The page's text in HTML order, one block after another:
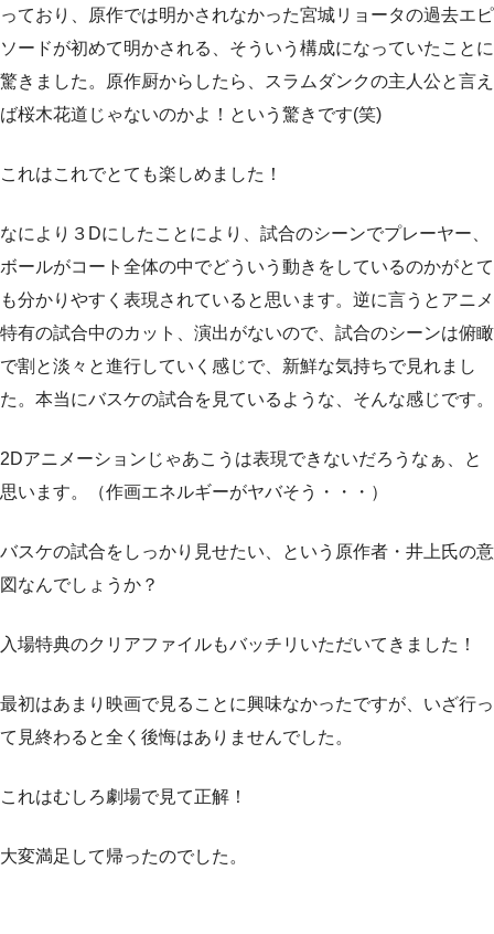
っており、原作では明かされなかった宮城リョータの過去エピ
ソードが初めて明かされる、そういう構成になっていたことに
驚きました。原作厨からしたら、スラムダンクの主人公と言え
ば桜木花道じゃないのかよ！という驚きです(笑)
これはこれでとても楽しめました！
なにより３Dにしたことにより、試合のシーンでプレーヤー、
ボールがコート全体の中でどういう動きをしているのかがとて
も分かりやすく表現されていると思います。逆に言うとアニメ
特有の試合中のカット、演出がないので、試合のシーンは俯瞰
で割と淡々と進行していく感じで、新鮮な気持ちで見れまし
た。本当にバスケの試合を見ているような、そんな感じです。
2Dアニメーションじゃあこうは表現できないだろうなぁ、と
思います。（作画エネルギーがヤバそう・・・）
バスケの試合をしっかり見せたい、という原作者・井上氏の意
図なんでしょうか？
入場特典のクリアファイルもバッチリいただいてきました！
最初はあまり映画で見ることに興味なかったですが、いざ行っ
て見終わると全く後悔はありませんでした。
これはむしろ劇場で見て正解！
大変満足して帰ったのでした。